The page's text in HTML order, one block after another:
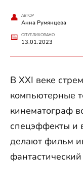
АВТОР
Анна Румянцева
ОПУБЛИКОВАНО
13.01.2023
В XXI веке
компьютерные
кинематограф
спецэффекты и
делают фильм